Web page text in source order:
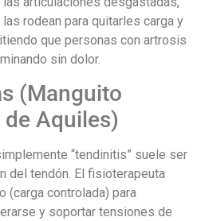
rodean para quitarles carga y
que personas con artrosis
sin dolor.
(Manguito
Aquiles)
“tendinitis” suele ser
del tendón. El fisioterapeuta
(carga controlada) para
y soportar tensiones de